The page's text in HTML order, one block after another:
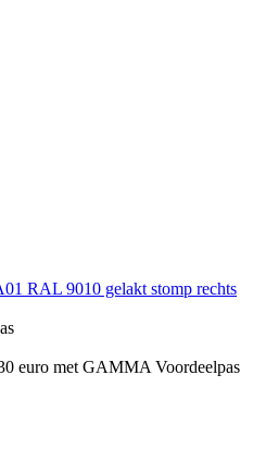
RAL 9010 gelakt stomp rechts
euro met GAMMA Voordeelpas